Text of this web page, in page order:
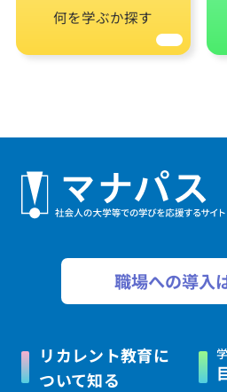
何を学ぶか探す
職場への導入
リカレント教育に
ついて知る